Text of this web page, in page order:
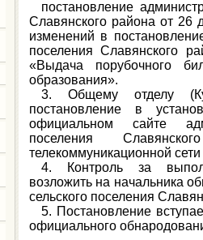
постановление
Славянского района от
изменений в
поселения Славянского
«Выдача порубочного
образования».
3. Общему отделу
постановление в
официальном сайте
поселения
телекоммуникационной
4. Контроль за
возложить на начальника
сельского поселения
5. Постановление
официального